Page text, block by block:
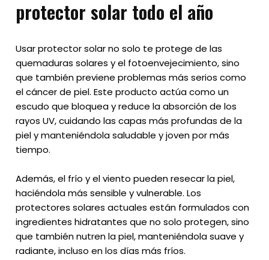
protector solar todo el año
Usar protector solar no solo te protege de las
quemaduras solares y el fotoenvejecimiento, sino
que también previene problemas más serios como
el cáncer de piel. Este producto actúa como un
escudo que bloquea y reduce la absorción de los
rayos UV, cuidando las capas más profundas de la
piel y manteniéndola saludable y joven por más
tiempo.
Además, el frío y el viento pueden resecar la piel,
haciéndola más sensible y vulnerable. Los
protectores solares actuales están formulados con
ingredientes hidratantes que no solo protegen, sino
que también nutren la piel, manteniéndola suave y
radiante, incluso en los días más fríos.